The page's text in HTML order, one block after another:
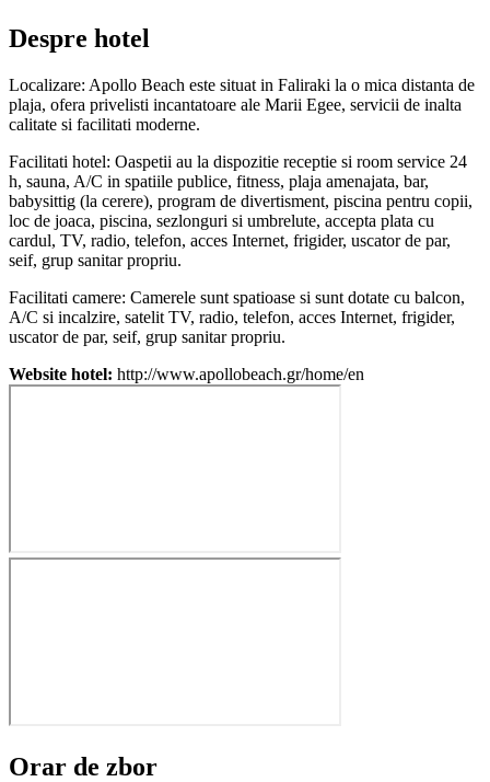
Despre hotel
Localizare: Apollo Beach este situat in Faliraki la o mica distanta de
plaja, ofera privelisti incantatoare ale Marii Egee, servicii de inalta
calitate si facilitati moderne.
Facilitati hotel: Oaspetii au la dispozitie receptie si room service 24
h, sauna, A/C in spatiile publice, fitness, plaja amenajata, bar,
babysittig (la cerere), program de divertisment, piscina pentru copii,
loc de joaca, piscina, sezlonguri si umbrelute, accepta plata cu
cardul, TV, radio, telefon, acces Internet, frigider, uscator de par,
seif, grup sanitar propriu.
Facilitati camere: Camerele sunt spatioase si sunt dotate cu balcon,
A/C si incalzire, satelit TV, radio, telefon, acces Internet, frigider,
uscator de par, seif, grup sanitar propriu.
Website hotel: http://www.apollobeach.gr/home/en
Orar de zbor